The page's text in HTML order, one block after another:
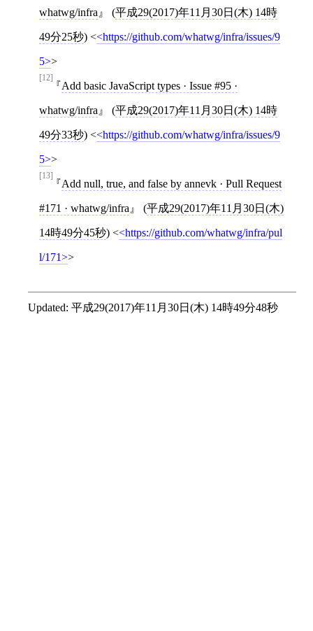
whatwg/infra (平成29(2017)年11月30日(木) 14時
49分25秒) < https://github.com/whatwg/infra/issues/9
5 >
[12]
Add basic JavaScript types · Issue #95 ·
whatwg/infra (平成29(2017)年11月30日(木) 14時
49分33秒) < https://github.com/whatwg/infra/issues/9
5 >
[13]
Add null, true, and false by annevk · Pull Request
#171 · whatwg/infra (平成29(2017)年11月30日(木)
14時49分45秒) < https://github.com/whatwg/infra/pul
l/171 >
Updated: 平成29(2017)年11月30日(木) 14時49分48秒